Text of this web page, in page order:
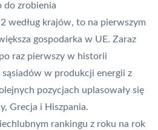
do zrobienia
według krajów, to na pierwszym
gospodarka w UE. Zaraz
raz pierwszy w historii
sąsiadów w produkcji energii z
pozycjach uplasowały się
Grecja i Hiszpania.
rankingu z roku na rok